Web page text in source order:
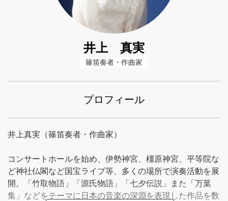
井上 真実
篠笛奏者・作曲家
プロフィール
井上真実（篠笛奏者・作曲家）
コンサートホールを始め、伊勢神宮、橿原神宮、平等院な
ど神社仏閣など国宝ライブ等、多くの場所で演奏活動を展
開。「竹取物語」「源氏物語」「七夕伝説」また「万葉
集」などをテーマに日本の音楽の深淵を表現した作品を数